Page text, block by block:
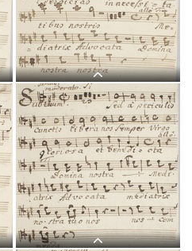
L 5, G.J. Werner, Sub tuum
praesidium, Soprano-1.jpg
L 5, G.J. Werner, Sub tuum
praesidium, Alto-1.jpg